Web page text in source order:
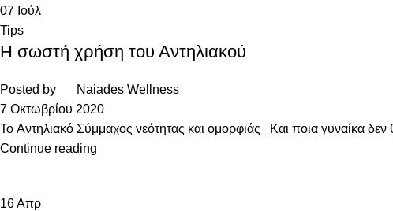
07 Ιούλ
Tips
Η σωστή χρήση του Αντηλιακού
Posted by
Naiades Wellness
7 Οκτωβρίου 2020
To Αντηλιακό Σύμμαχος νεότητας και ομορφιάς Και ποια γυναίκα δεν
Continue reading
16Απρ